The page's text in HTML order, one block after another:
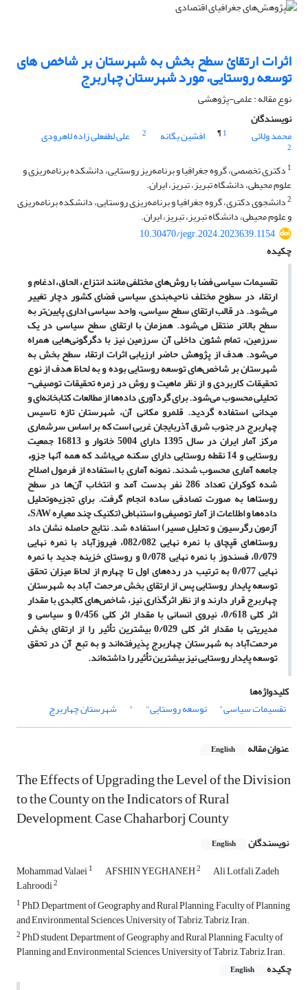
اثرات ارتقائ سطح بخش به شهرستان بر شاخص های
توسعه روستایی، مورد شهرستان چهاربرج
نوع مقاله : علمی-پژوهشی
نویسندگان
محمد ولائی
1
¶ افشین یگانه 2 علی لطفعلی زاده لاهرودی
2
1 دکتری تخصصی، گروه جغرافیا و برنامه‌ریز روستایی، دانشکده برنامه‌ریزی و
علوم محیطی، دانشگاه تبریز، تبریز، ایران.
2دانشجوی دکتری، گروه جغرافیا و برنامه‌‌ریزی روستایی، دانشکده برنامه‌ریزی
و علوم محیطی، دانشگاه تبریز، تبریز، ایران.
10.30470/jegr.2024.2023639.1154
چکیده
تقسیمات سیاسی فضا با روش‌‌های مختلفی مانند انتزاع، الحاق، ادغام و
ارتقاء در سطوح مختلف ناحیه‌‌بندی سیاسی فضای کشور دچار تغییر
می‌‌شود. در قالب ارتقای سطح سیاسی، واحد سیاسی اداری پایین‌‌تر به
سطح بالاتر منتقل می‌‌شود. همزمان با ارتقای سطح سیاسی در یک
سرزمین، تمام شئون داخلی آن سرزمین نیز با دگرگونی‌‌هایی همراه
می‌‌شود. هدف از پژوهش حاضر ارزیابی اثرات ارتقاء سطح بخش به
شهرستان بر شاخص‌‌های توسعه روستایی بوده و به لحاظ هدف از نوع
تحقیقات کاربردی و از نظر ماهیت و روش در زمره تحقیقات توصیفی-
تحلیلی محسوب می‌‌شود. برای گردآوری داده‌‌ها از مطالعات کتابخانه‌‌ای و
میدانی استفاده گردید. قلمرو مکانی آن، شهرستان تازه تاسیس
چهاربرج در جنوب شرق آذربایجان غربی است که بر اساس سرشماری
مرکز آمار ایران در سال 1395 دارای 5004 خانوار و 16813 جمعیت
روستایی و 14 نقطه روستایی دارای سکنه می‌‌باشد که همه آنها جزوء
جامعه آماری محسوب شدند. نمونه آماری با استفاده از فرمول اصلاح
شده کوکران تعداد 286 نفر بدست آمد و انتخاب آن‌‌ها در سطح
روستاها به صورت تصادفی ساده انجام گرفت. برای تجزیه‌‌وتحلیل
داده‌‌ها و اطلاعات از آمار توصیفی و استنباطی (تکنیک چند معیاره SAW،
آزمون رگرسیون و تحلیل مسیر) استفاده شد. نتایج حاصله نشان داد
روستاهای قپچاق با نمره نهایی 082/082، فیروزآباد با نمره نهایی
0/079، فسندوز با نمره نهایی 0/078 و روستای خزینه جدید با نمره
نهایی 0/077 به ترتیب در رده‌‌های اول تا چهارم از لحاظ میزان تحقق
توسعه پایدار روستایی پس از ارتقای بخش مرحمت آباد به شهرستان
چهاربرج قرار دارند و از نظر اثرگذاری نیز، شاخص‌‌های کالبدی با مقدار
اثر کلی 0/618، نیروی انسانی با مقدار اثر کلی 0/456 و سیاسی و
مدیریتی با مقدار اثر کلی 0/029 بیشترین تأثیر را از ارتقای بخش
مرحمت‌‌آباد به شهرستان چهاربرج پذیرفته‌‌اند و به تبع آن در تحقق
توسعه پایدار روستایی نیز بیشترین تأثیر را داشته‌‌اند.
کلیدواژه‌ها
تقسیمات سیاسی"
توسعه روستایی" " شهرستان چهاربرج
عنوان مقاله English
The Effects of Upgrading the Level of the Division
to the County on the Indicators of Rural
Development, Case Chaharborj County
نویسندگان English
Mohammad Valaei1 AFSHIN YEGHANEH2 Ali Lotfali Zadeh
Lahroodi2
1PhD, Department of Geography and Rural Planning, Faculty of Planning
and Environmental Sciences, University of Tabriz, Tabriz, Iran.
2PhD student, Department of Geography and Rural Planning, Faculty of
Planning and Environmental Sciences, University of Tabriz, Tabriz, Iran.
چکیده
English